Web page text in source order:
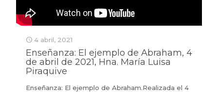
4 abril, 2021
Enseñanza: El ejemplo de Abraham, 4
de abril de 2021, Hna. María Luisa
Piraquive
Enseñanza: El ejemplo de Abraham.Realizada el 4